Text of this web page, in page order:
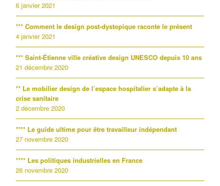
6 janvier 2021
*** Comment le design post-dystopique raconte le présent
4 janvier 2021
*** Saint-Étienne ville créative design UNESCO depuis 10 ans
21 décembre 2020
** Le mobilier design de l’espace hospitalier s’adapte à la
crise sanitaire
2 décembre 2020
**** Le guide ultime pour être travailleur indépendant
27 novembre 2020
**** Les politiques industrielles en France
26 novembre 2020